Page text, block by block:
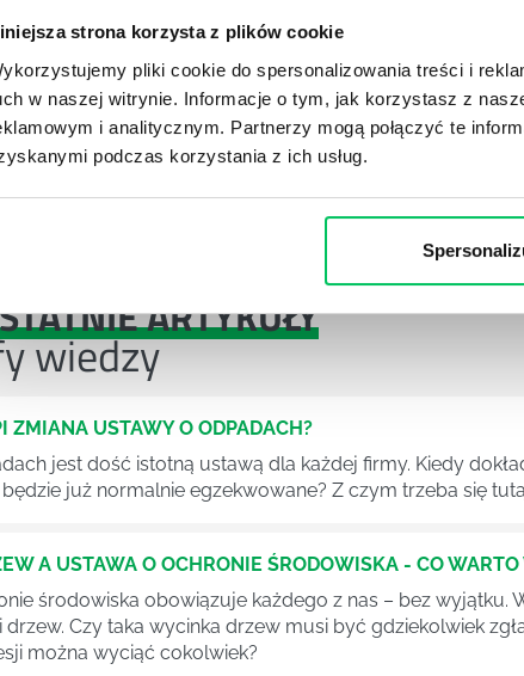
strona korzysta z plików cookie
pliki cookie do spersonalizowania treści i
w naszej witrynie. Informacje o tym, jak korzystasz z
i analitycznym. Partnerzy mogą połączyć te
podczas korzystania z ich usług.
w wersji klasycznej jak i takiej, która uruchamiana
jako jedno z wielu w bardzo ciekawy i
się do tego, jakie wymagania techniczne powinno
ARTYKUŁY
wiedzy
ZMIANA USTAWY O ODPADACH?
jest dość istotną ustawą dla każdej firmy. Kiedy
już normalnie egzekwowane? Z czym trzeba się
A USTAWA O OCHRONIE ŚRODOWISKA - CO
środowiska obowiązuje każdego z nas – bez wyjątku.
drzew. Czy taka wycinka drzew musi być gdziekolwiek
można wyciąć cokolwiek?